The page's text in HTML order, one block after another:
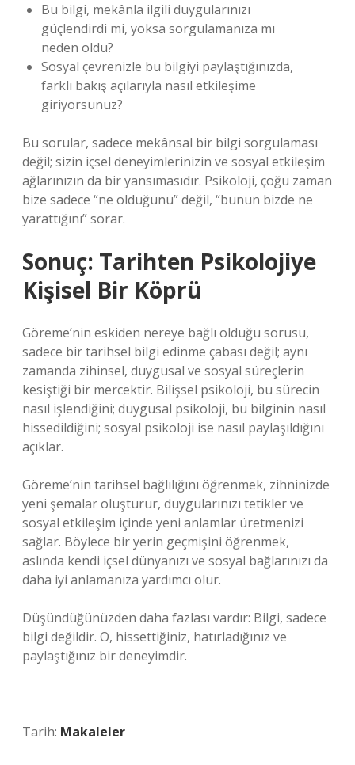
Bu bilgi, mekânla ilgili duygularınızı
güçlendirdi mi, yoksa sorgulamanıza mı
neden oldu?
Sosyal çevrenizle bu bilgiyi paylaştığınızda,
farklı bakış açılarıyla nasıl etkileşime
giriyorsunuz?
Bu sorular, sadece mekânsal bir bilgi sorgulaması
değil; sizin içsel deneyimlerinizin ve sosyal etkileşim
ağlarınızın da bir yansımasıdır. Psikoloji, çoğu zaman
bize sadece “ne olduğunu” değil, “bunun bizde ne
yarattığını” sorar.
Sonuç: Tarihten Psikolojiye
Kişisel Bir Köprü
Göreme’nin eskiden nereye bağlı olduğu sorusu,
sadece bir tarihsel bilgi edinme çabası değil; aynı
zamanda zihinsel, duygusal ve sosyal süreçlerin
kesiştiği bir mercektir. Bilişsel psikoloji, bu sürecin
nasıl işlendiğini; duygusal psikoloji, bu bilginin nasıl
hissedildiğini; sosyal psikoloji ise nasıl paylaşıldığını
açıklar.
Göreme’nin tarihsel bağlılığını öğrenmek, zihninizde
yeni şemalar oluşturur, duygularınızı tetikler ve
sosyal etkileşim içinde yeni anlamlar üretmenizi
sağlar. Böylece bir yerin geçmişini öğrenmek,
aslında kendi içsel dünyanızı ve sosyal bağlarınızı da
daha iyi anlamanıza yardımcı olur.
Düşündüğünüzden daha fazlası vardır: Bilgi, sadece
bilgi değildir. O, hissettiğiniz, hatırladığınız ve
paylaştığınız bir deneyimdir.
Tarih: Makaleler